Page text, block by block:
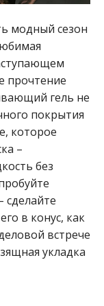
модный сезон
прочтение
гель не
покрытия
которое
–
без
сделайте
в конус, как
встрече
укладка